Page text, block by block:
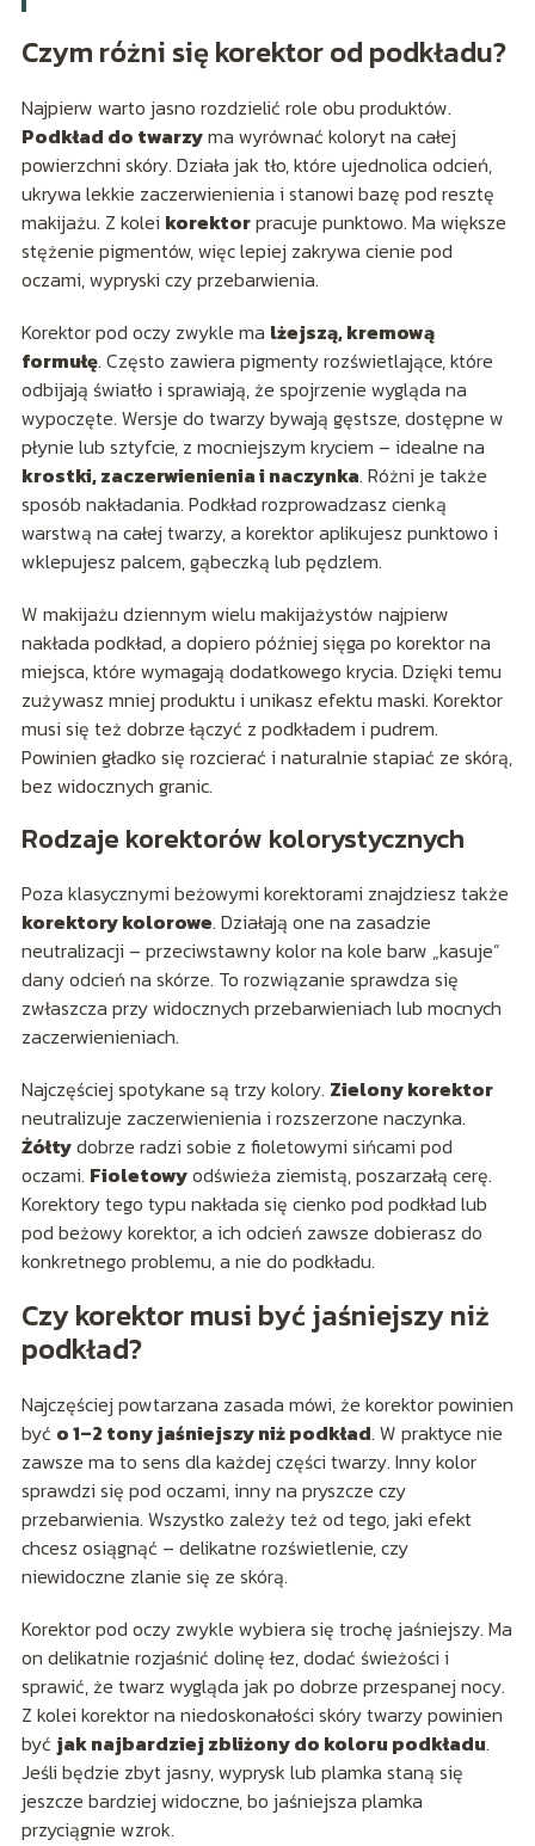
Czym różni się korektor od podkładu?
Najpierw warto jasno rozdzielić role obu produktów.
Podkład do twarzyma wyrównać koloryt na całej
powierzchni skóry. Działa jak tło, które ujednolica odcień,
ukrywa lekkie zaczerwienienia i stanowi bazę pod resztę
makijażu. Z kolei korektorpracuje punktowo. Ma większe
stężenie pigmentów, więc lepiej zakrywa cienie pod
oczami, wypryski czy przebarwienia.
Korektor pod oczy zwykle ma lżejszą, kremową
formułę. Często zawiera pigmenty rozświetlające, które
odbijają światło i sprawiają, że spojrzenie wygląda na
wypoczęte. Wersje do twarzy bywają gęstsze, dostępne w
płynie lub sztyfcie, z mocniejszym kryciem – idealne na
krostki, zaczerwienienia i naczynka. Różni je także
sposób nakładania. Podkład rozprowadzasz cienką
warstwą na całej twarzy, a korektor aplikujesz punktowo i
wklepujesz palcem, gąbeczką lub pędzlem.
W makijażu dziennym wielu makijażystów najpierw
nakłada podkład, a dopiero później sięga po korektor na
miejsca, które wymagają dodatkowego krycia. Dzięki temu
zużywasz mniej produktu i unikasz efektu maski. Korektor
musi się też dobrze łączyć z podkładem i pudrem.
Powinien gładko się rozcierać i naturalnie stapiać ze skórą,
bez widocznych granic.
Rodzaje korektorów kolorystycznych
Poza klasycznymi beżowymi korektorami znajdziesz także
korektory kolorowe. Działają one na zasadzie
neutralizacji – przeciwstawny kolor na kole barw „kasuje”
dany odcień na skórze. To rozwiązanie sprawdza się
zwłaszcza przy widocznych przebarwieniach lub mocnych
zaczerwienieniach.
Najczęściej spotykane są trzy kolory. Zielony korektor
neutralizuje zaczerwienienia i rozszerzone naczynka.
Żółtydobrze radzi sobie z fioletowymi sińcami pod
oczami. Fioletowyodświeża ziemistą, poszarzałą cerę.
Korektory tego typu nakłada się cienko pod podkład lub
pod beżowy korektor, a ich odcień zawsze dobierasz do
konkretnego problemu, a nie do podkładu.
Czy korektor musi być jaśniejszy niż
podkład?
Najczęściej powtarzana zasada mówi, że korektor powinien
być o 1–2 tony jaśniejszy niż podkład. W praktyce nie
zawsze ma to sens dla każdej części twarzy. Inny kolor
sprawdzi się pod oczami, inny na pryszcze czy
przebarwienia. Wszystko zależy też od tego, jaki efekt
chcesz osiągnąć – delikatne rozświetlenie, czy
niewidoczne zlanie się ze skórą.
Korektor pod oczy zwykle wybiera się trochę jaśniejszy. Ma
on delikatnie rozjaśnić dolinę łez, dodać świeżości i
sprawić, że twarz wygląda jak po dobrze przespanej nocy.
Z kolei korektor na niedoskonałości skóry twarzy powinien
być jak najbardziej zbliżony do koloru podkładu.
Jeśli będzie zbyt jasny, wyprysk lub plamka staną się
jeszcze bardziej widoczne, bo jaśniejsza plamka
przyciągnie wzrok.